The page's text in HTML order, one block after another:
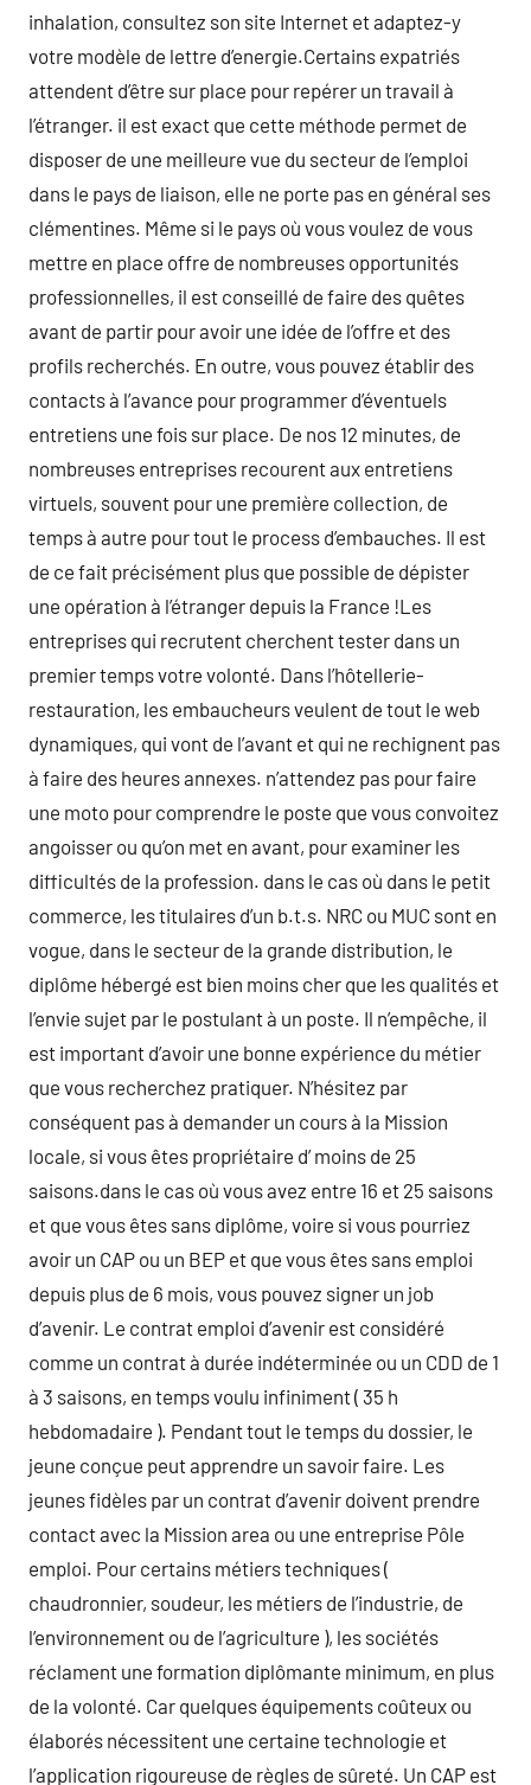
inhalation, consultez son site Internet et adaptez-y
votre modèle de lettre d’energie.Certains expatriés
attendent d’être sur place pour repérer un travail à
l’étranger. il est exact que cette méthode permet de
disposer de une meilleure vue du secteur de l’emploi
dans le pays de liaison, elle ne porte pas en général ses
clémentines. Même si le pays où vous voulez de vous
mettre en place offre de nombreuses opportunités
professionnelles, il est conseillé de faire des quêtes
avant de partir pour avoir une idée de l’offre et des
profils recherchés. En outre, vous pouvez établir des
contacts à l’avance pour programmer d’éventuels
entretiens une fois sur place. De nos 12 minutes, de
nombreuses entreprises recourent aux entretiens
virtuels, souvent pour une première collection, de
temps à autre pour tout le process d’embauches. Il est
de ce fait précisément plus que possible de dépister
une opération à l’étranger depuis la France !Les
entreprises qui recrutent cherchent tester dans un
premier temps votre volonté. Dans l’hôtellerie-
restauration, les embaucheurs veulent de tout le web
dynamiques, qui vont de l’avant et qui ne rechignent pas
à faire des heures annexes. n’attendez pas pour faire
une moto pour comprendre le poste que vous convoitez
angoisser ou qu’on met en avant, pour examiner les
difficultés de la profession. dans le cas où dans le petit
commerce, les titulaires d’un b.t.s. NRC ou MUC sont en
vogue, dans le secteur de la grande distribution, le
diplôme hébergé est bien moins cher que les qualités et
l’envie sujet par le postulant à un poste. Il n’empêche, il
est important d’avoir une bonne expérience du métier
que vous recherchez pratiquer. N’hésitez par
conséquent pas à demander un cours à la Mission
locale, si vous êtes propriétaire d’ moins de 25
saisons.dans le cas où vous avez entre 16 et 25 saisons
et que vous êtes sans diplôme, voire si vous pourriez
avoir un CAP ou un BEP et que vous êtes sans emploi
depuis plus de 6 mois, vous pouvez signer un job
d’avenir. Le contrat emploi d’avenir est considéré
comme un contrat à durée indéterminée ou un CDD de 1
à 3 saisons, en temps voulu infiniment ( 35 h
hebdomadaire ). Pendant tout le temps du dossier, le
jeune conçue peut apprendre un savoir faire. Les
jeunes fidèles par un contrat d’avenir doivent prendre
contact avec la Mission area ou une entreprise Pôle
emploi. Pour certains métiers techniques (
chaudronnier, soudeur, les métiers de l’industrie, de
l’environnement ou de l’agriculture ), les sociétés
réclament une formation diplômante minimum, en plus
de la volonté. Car quelques équipements coûteux ou
élaborés nécessitent une certaine technologie et
l’application rigoureuse de règles de sûreté. Un CAP est